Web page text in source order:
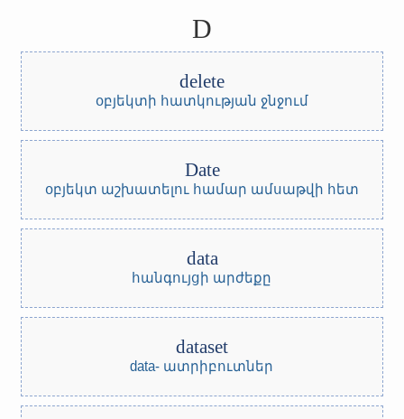
D
delete
օբյեկտի հատկության ջնջում
Date
օբյեկտ աշխատելու համար ամսաթվի հետ
data
հանգույցի արժեքը
dataset
data- ատրիբուտներ